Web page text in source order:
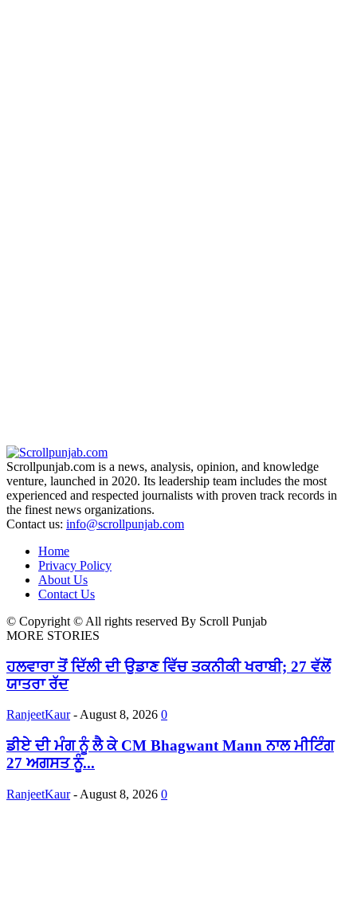
Scrollpunjab.com is a news, analysis, opinion, and knowledge
venture, launched in 2020. Its leadership team includes the most
experienced and respected journalists with proven track records in
the finest news organizations.
Contact us: info@scrollpunjab.com
Home
Privacy Policy
About Us
Contact Us
© Copyright © All rights reserved By Scroll Punjab
MORE STORIES
ਹਲਵਾਰਾ ਤੋਂ ਦਿੱਲੀ ਦੀ ਉਡਾਣ ਵਿੱਚ ਤਕਨੀਕੀ ਖਰਾਬੀ; 27 ਵੱਲੋਂ
ਯਾਤਰਾ ਰੱਦ
RanjeetKaur - August 8, 2026 0
ਡੀਏ ਦੀ ਮੰਗ ਨੂੰ ਲੈ ਕੇ CM Bhagwant Mann ਨਾਲ ਮੀਟਿੰਗ
27 ਅਗਸਤ ਨੂੰ...
RanjeetKaur - August 8, 2026 0